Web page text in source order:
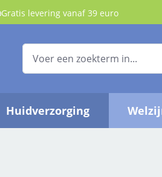
Gratis levering vanaf 39 euro
Huidverzorging